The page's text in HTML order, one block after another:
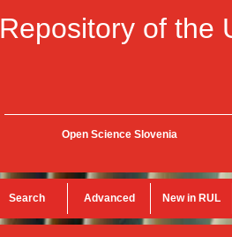
Repository of the
Open Science Slovenia
Search Advanced New in RUL